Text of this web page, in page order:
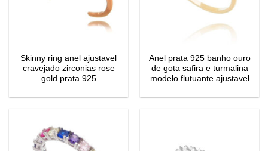
Skinny ring anel ajustavel
cravejado zirconias rose
gold prata 925
Anel prata 925 banho ouro
de gota safira e turmalina
modelo flutuante ajustavel